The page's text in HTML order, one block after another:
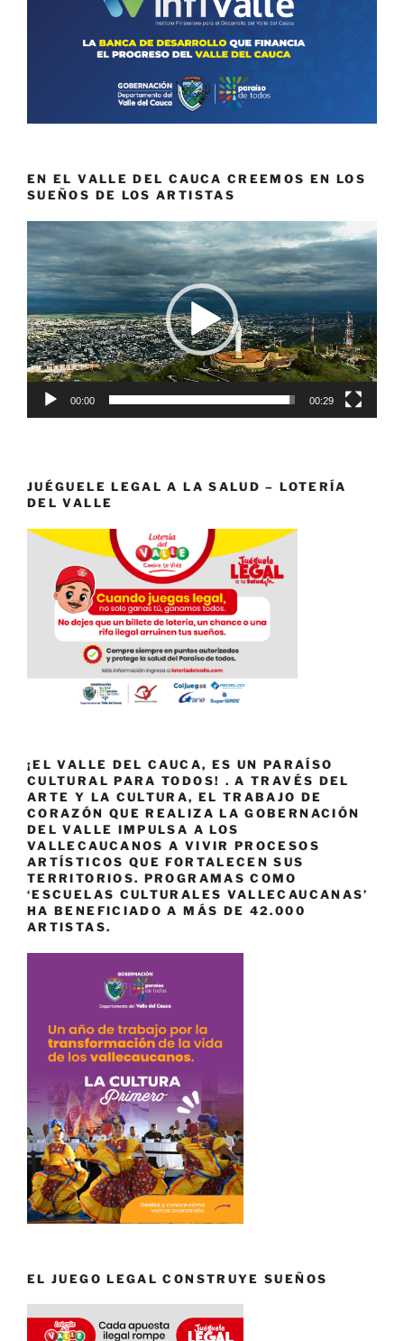
EN EL VALLE DEL CAUCA CREEMOS EN LOS
SUEÑOS DE LOS ARTISTAS
Reproductor
de
vídeo
00:00 00:29
JUÉGUELE LEGAL A LA SALUD – LOTERÍA
DEL VALLE
¡EL VALLE DEL CAUCA, ES UN PARAÍSO
CULTURAL PARA TODOS! . A TRAVÉS DEL
ARTE Y LA CULTURA, EL TRABAJO DE
CORAZÓN QUE REALIZA LA GOBERNACIÓN
DEL VALLE IMPULSA A LOS
VALLECAUCANOS A VIVIR PROCESOS
ARTÍSTICOS QUE FORTALECEN SUS
TERRITORIOS. PROGRAMAS COMO
‘ESCUELAS CULTURALES VALLECAUCANAS’
HA BENEFICIADO A MÁS DE 42.000
ARTISTAS.
EL JUEGO LEGAL CONSTRUYE SUEÑOS